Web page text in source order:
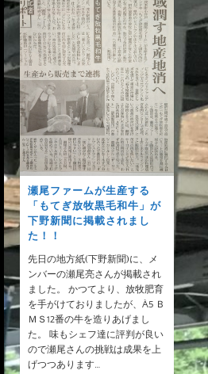
瀬尾ファームが生産する
「もてぎ放牧黒毛和牛」が
下野新聞に掲載されまし
た！！
先日の地方紙(下野新聞)に、メ
ンバーの瀬尾亮さんが掲載され
ました。 かつてより、放牧肥育
を手がけておりましたが、À5 Ｂ
ＭＳ12番の牛を造りあげまし
た。 味もシェフ達に評判が良い
ので瀬尾さんの挑戦は成果を上
げつつあります…